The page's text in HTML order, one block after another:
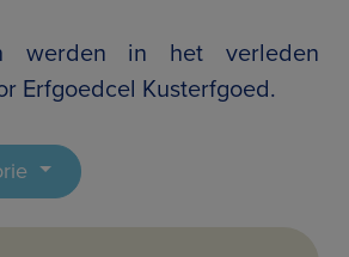
werden in het verleden
Erfgoedcel Kusterfgoed.